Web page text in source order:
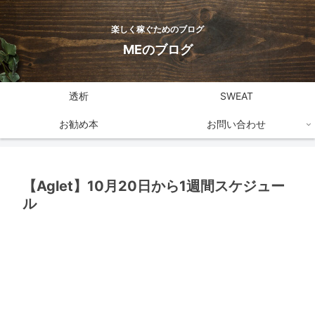
楽しく稼ぐためのブログ
MEのブログ
透析 SWEAT
お勧め本 お問い合わせ
【Aglet】10月20日から1週間スケジュー
ル